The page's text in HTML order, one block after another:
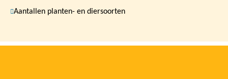
Aantallen planten- en diersoorten